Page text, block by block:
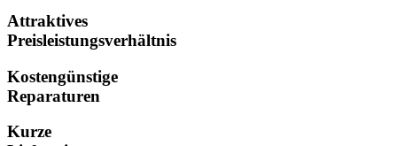
Attraktives
Preisleistungsverhältnis
Kostengünstige
Reparaturen
Kurze